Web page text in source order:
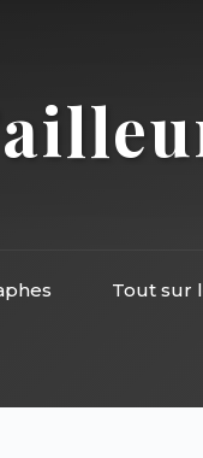
Tout sur